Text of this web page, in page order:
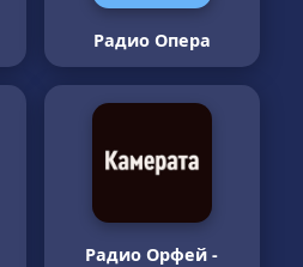
Радио Опера
Радио Орфей -